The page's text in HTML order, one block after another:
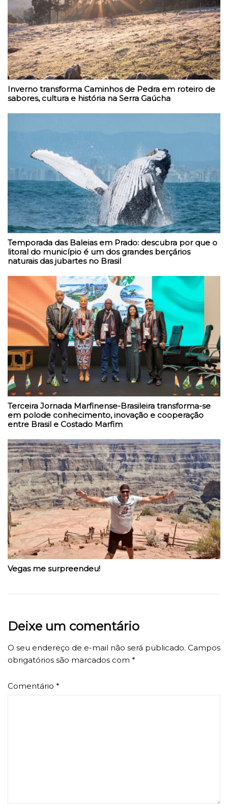
Inverno transforma Caminhos de Pedra em roteiro de
sabores, cultura e história na Serra Gaúcha
Temporada das Baleias em Prado: descubra por que o
litoral do município é um dos grandes berçários
naturais das jubartes no Brasil
Terceira Jornada Marfinense-Brasileira transforma-se
em polode conhecimento, inovação e cooperação
entre Brasil e Costado Marfim
Vegas me surpreendeu!
Deixe um comentário
O seu endereço de e-mail não será publicado. Campos
obrigatórios são marcados com *
Comentário *